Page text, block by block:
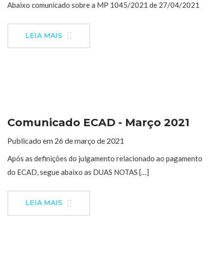
Abaixo comunicado sobre a MP 1045/2021 de 27/04/2021
LEIA MAIS
Comunicado ECAD - Março 2021
Publicado em 26 de março de 2021
Após as definições do julgamento relacionado ao pagamento
do ECAD, segue abaixo as DUAS NOTAS […]
LEIA MAIS